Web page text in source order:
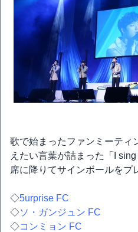
歌で始まったファンミーティ
えたい言葉が詰まった「I
席に降りてサインボールをプ
◇5urprise FC
◇ソ・ガンジュン FC
◇コンミョン FC